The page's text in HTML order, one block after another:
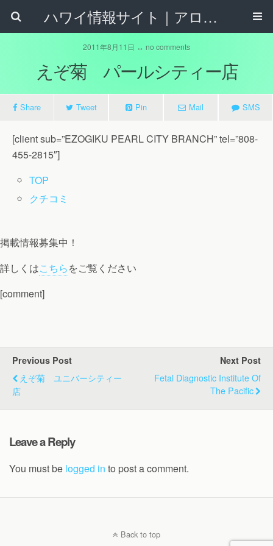
ハワイ情報サイト｜アロハタウンネット
2011年8月11日 ↔ no comments
えぞ菊 パールシティー店
Share Tweet Pin Mail SMS
[client sub=”EZOGIKU PEARL CITY BRANCH” tel=”808-
455-2815″]
TOP
クチコミ
掲載情報募集中！
詳しくはこちらをご覧ください
[comment]
Previous Post
えぞ菊 ユニバーシティー
店
Next Post
Fetal Diagnostic Institute Of
The Pacific
Leave a Reply
You must be logged in to post a comment.
Back to top